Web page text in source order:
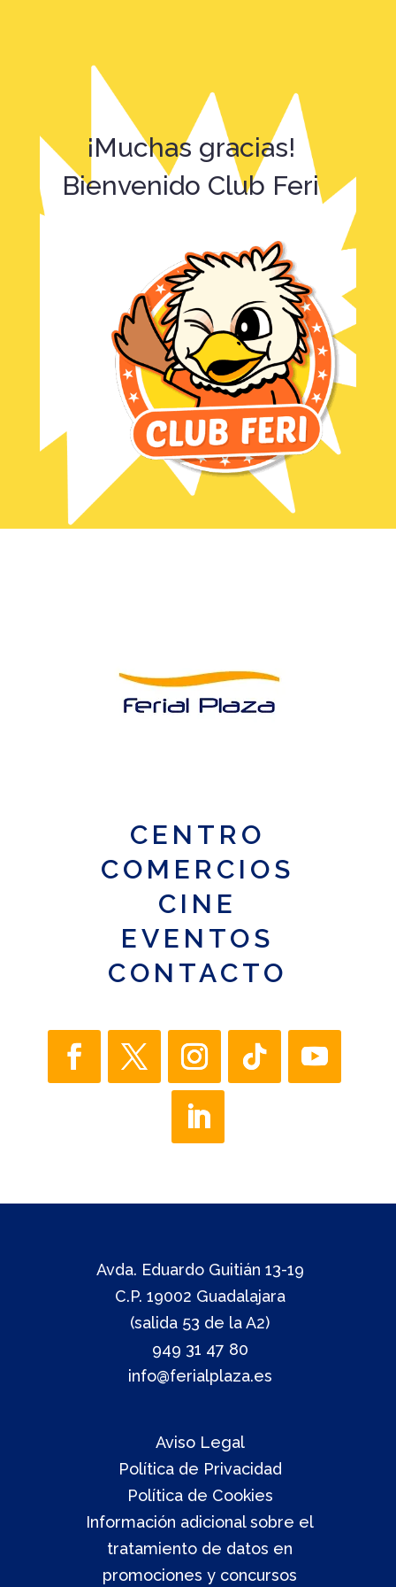
¡Muchas gracias!
Bienvenido Club Feri
CENTRO
COMERCIOS
CINE
EVENTOS
CONTACTO
Avda. Eduardo Guitián 13-19
C.P. 19002 Guadalajara
(salida 53 de la A2)
949 31 47 80
info@ferialplaza.es
Aviso Legal
Política de Privacidad
Política de Cookies
Información adicional sobre el
tratamiento de datos en
promociones y concursos